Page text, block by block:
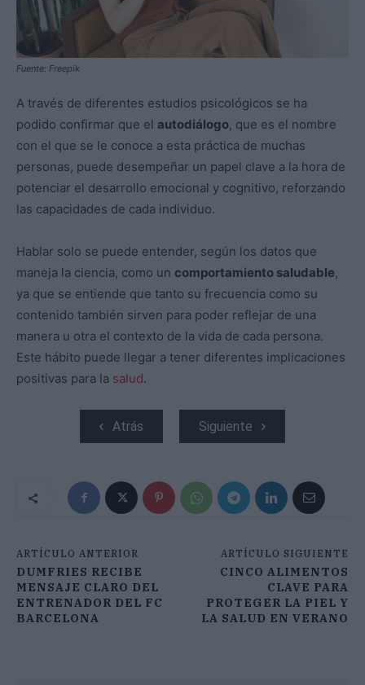
Fuente: Freepik
A través de diferentes estudios psicológicos se ha
podido confirmar que el autodiálogo, que es el nombre
con el que se le conoce a esta práctica de muchas
personas, puede desempeñar un papel clave a la hora de
potenciar el desarrollo emocional y cognitivo, reforzando
las capacidades de cada individuo.
Hablar solo se puede entender, según los datos que
maneja la ciencia, como un comportamiento saludable,
ya que se entiende que tanto su frecuencia como su
contenido también sirven para poder reflejar de una
manera u otra el contexto de la vida de cada persona.
Este hábito puede llegar a tener diferentes implicaciones
positivas para la salud.
Atrás Siguiente
ARTÍCULO ANTERIOR
DUMFRIES RECIBE
MENSAJE CLARO DEL
ENTRENADOR DEL FC
BARCELONA
ARTÍCULO SIGUIENTE
CINCO ALIMENTOS
CLAVE PARA
PROTEGER LA PIEL Y
LA SALUD EN VERANO